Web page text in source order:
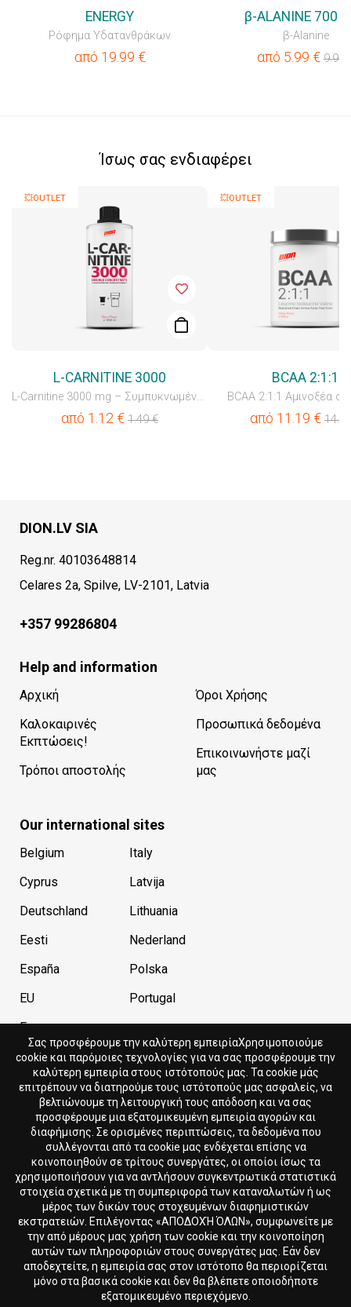
ENERGY
Ρόφημα Υδατανθράκων
από 19.99 €
β-ALANINE 700
β-Alanine
από 5.99 € 9.99
Ίσως σας ενδιαφέρει
💥OUTLET
L-CARNITINE 3000
L-Carnitine 3000 mg – Συμπυκνωμένο Πόσιμο Ρόφημα με Βιταμ...
από 1.12 € 1.49€
💥OUTLET
BCAA 2:1:1
BCAA 2:1:1 Αμινοξέα
από 11.19 € 14.99
DION.LV SIA
Reg.nr. 40103648814
Celares 2a, Spilve, LV-2101, Latvia
+357 99286804
Help and information
Αρχική
Καλοκαιρινές
Εκπτώσεις!
Τρόποι αποστολής
Όροι Χρήσης
Προσωπικά δεδομένα
Επικοινωνήστε μαζί
μας
Our international sites
Belgium
Cyprus
Deutschland
Eesti
España
EU
France
Italy
Latvija
Lithuania
Nederland
Polska
Portugal
Current store
Cyprus
Language
Ελληνικά
Currency
EUR
Σας προσφέρουμε την καλύτερη εμπειρίαΧρησιμοποιούμε
cookie και παρόμοιες τεχνολογίες για να σας προσφέρουμε την
καλύτερη εμπειρία στους ιστότοπούς μας. Τα cookie μάς
επιτρέπουν να διατηρούμε τους ιστότοπούς μας ασφαλείς, να
βελτιώνουμε τη λειτουργική τους απόδοση και να σας
προσφέρουμε μια εξατομικευμένη εμπειρία αγορών και
διαφήμισης. Σε ορισμένες περιπτώσεις, τα δεδομένα που
συλλέγονται από τα cookie μας ενδέχεται επίσης να
κοινοποιηθούν σε τρίτους συνεργάτες, οι οποίοι ίσως τα
χρησιμοποιήσουν για να αντλήσουν συγκεντρωτικά στατιστικά
στοιχεία σχετικά με τη συμπεριφορά των καταναλωτών ή ως
μέρος των δικών τους στοχευμένων διαφημιστικών
εκστρατειών. Επιλέγοντας «ΑΠΟΔΟΧΉ ΌΛΩΝ», συμφωνείτε με
την από μέρους μας χρήση των cookie και την κοινοποίηση
αυτών των πληροφοριών στους συνεργάτες μας. Εάν δεν
αποδεχτείτε, η εμπειρία σας στον ιστότοπο θα περιορίζεται
μόνο στα βασικά cookie και δεν θα βλέπετε οποιοδήποτε
εξατομικευμένο περιεχόμενο.